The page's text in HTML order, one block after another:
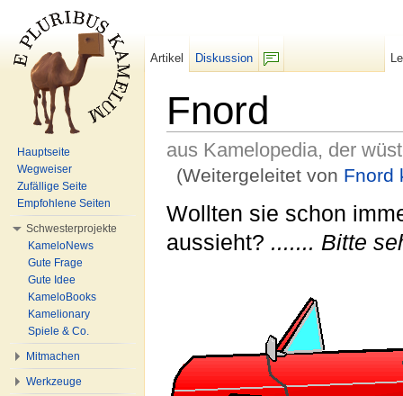
Fnord
aus Kamelopedia, der
(Weitergeleitet von Fnord
Wollten sie schon
aussieht? ....... Bitte
Artikel
Diskussion
Hauptseite
Wegweiser
Zufällige Seite
Empfohlene Seiten
Schwesterprojekte
KameloNews
Gute Frage
Gute Idee
KameloBooks
Kamelionary
Spiele & Co.
Mitmachen
Werkzeuge